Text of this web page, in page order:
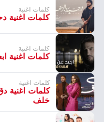
كلمات اغنية
كلمات اغنية
كلمات اغنية
كلمات اغنية
كلمات اغنية
كلمات اغنية
خلف